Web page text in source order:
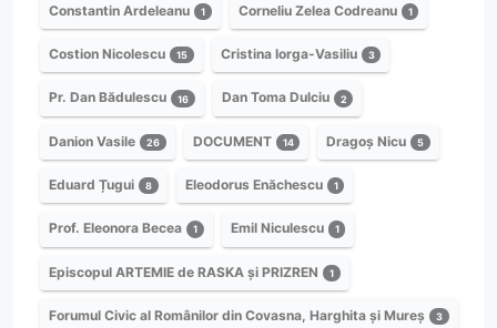
Constantin Ardeleanu 1 Corneliu Zelea Codreanu 1
Costion Nicolescu 15 Cristina Iorga-Vasiliu 3
Pr. Dan Bădulescu 16 Dan Toma Dulciu 2
Danion Vasile 26 DOCUMENT 14 Dragoș Nicu 5
Eduard Țugui 8 Eleodorus Enăchescu 1
Prof. Eleonora Becea 1 Emil Niculescu 1
Episcopul ARTEMIE de RASKA și PRIZREN 1
Forumul Civic al Românilor din Covasna, Harghita și Mureș 3